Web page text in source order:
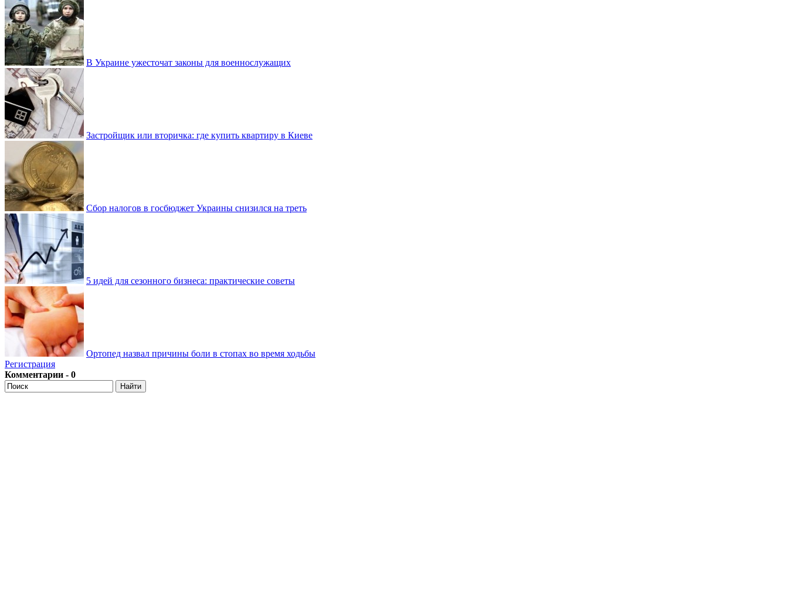
В Украине ужесточат законы для военнослужащих
Застройщик или вторичка: где купить квартиру в Киеве
Сбор налогов в госбюджет Украины снизился на треть
5 идей для сезонного бизнеса: практические советы
Ортопед назвал причины боли в стопах во время ходьбы
Регистрация
Комментарии - 0